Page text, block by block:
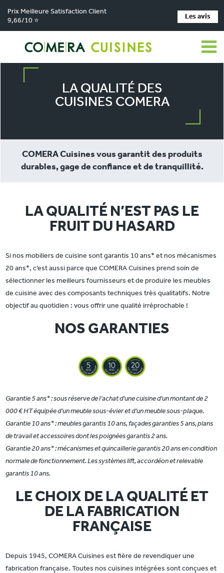
Prix Meilleure Satisfaction Client
9,66/10 ⭐
Les avis
COMERA Cuisines La qualité des Cuisines COMERA
LA QUALITÉ DES
CUISINES COMERA
COMERA Cuisines vous garantit des produits
durables, gage de confiance et de tranquillité.
LA QUALITÉ N’EST PAS LE
FRUIT DU HASARD
Si nos mobiliers de cuisine sont garantis 10 ans* et nos mécanismes
20 ans*, c’est aussi parce que COMERA Cuisines prend soin de
sélectionner les meilleurs fournisseurs et de produire les meubles
de cuisine avec des composants techniques très qualitatifs. Notre
objectif au quotidien : vous offrir une qualité irréprochable !
NOS GARANTIES
Garantie 5 ans* : sous réserve de l’achat d’une cuisine d’un montant de 2
000 € HT équipée d’un meuble sous-évier et d’un meuble sous-plaque.
Garantie 10 ans* : meubles garantis 10 ans, façades garanties 5 ans, plans
de travail et accessoires dont les poignées garantis 2 ans.
Garantie 20 ans* : mécanismes et quincaillerie garantis 20 ans en condition
normale de fonctionnement. Les systèmes lift, accordéon et relevable
garantis 10 ans.
LE CHOIX DE LA QUALITÉ ET
DE LA FABRICATION
FRANÇAISE
Depuis 1945, COMERA Cuisines est fière de revendiquer une
fabrication française. Toutes nos cuisines intégrées sont conçues et